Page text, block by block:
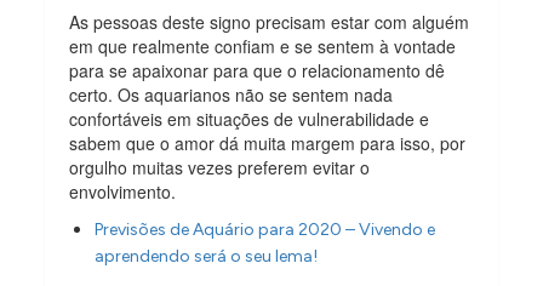
As pessoas deste signo precisam estar com alguém
em que realmente confiam e se sentem à vontade
para se apaixonar para que o relacionamento dê
certo. Os aquarianos não se sentem nada
confortáveis em situações de vulnerabilidade e
sabem que o amor dá muita margem para isso, por
orgulho muitas vezes preferem evitar o
envolvimento.
Previsões de Aquário para 2020 – Vivendo e
aprendendo será o seu lema!